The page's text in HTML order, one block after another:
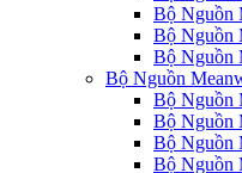
Bộ Nguồn
Bộ Nguồn
Bộ Nguồn
Bộ Nguồn
Bộ Nguồn
Bộ Nguồn
Bộ Nguồn
Bộ Nguồn